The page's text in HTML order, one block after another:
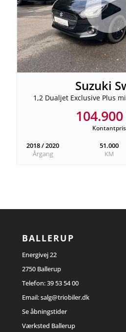
Suzuki
1,2 Dualjet Exclusive Plus
Kontantpris
2018 / 2020
Årgang
51.000
KM
BALLERUP
Energivej 22
2750 Ballerup
Telefon:39 53 54 00
Email:salg@triobiler.dk
Se åbningstider
Værksted Ballerup